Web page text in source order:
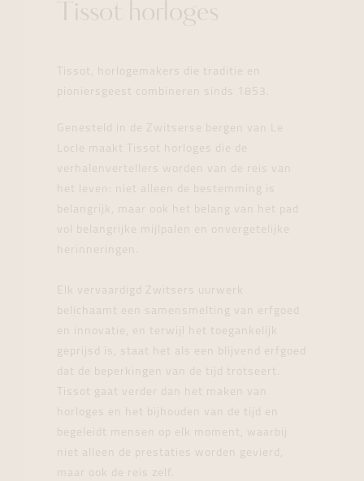
Tissot horloges
Tissot, horlogemakers die traditie en
pioniersgeest combineren sinds 1853.
Genesteld in de Zwitserse bergen van Le
Locle maakt Tissot horloges die de
verhalenvertellers worden van de reis van
het leven: niet alleen de bestemming is
belangrijk, maar ook het belang van het pad
vol belangrijke mijlpalen en onvergetelijke
herinneringen.
Elk vervaardigd Zwitsers uurwerk
belichaamt een samensmelting van erfgoed
en innovatie, en terwijl het toegankelijk
geprijsd is, staat het als een blijvend erfgoed
dat de beperkingen van de tijd trotseert.
Tissot gaat verder dan het maken van
horloges en het bijhouden van de tijd en
begeleidt mensen op elk moment, waarbij
niet alleen de prestaties worden gevierd,
maar ook de reis zelf.